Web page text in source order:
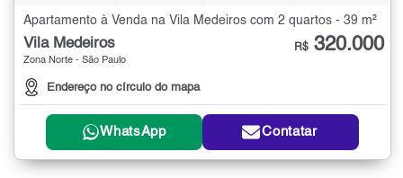
Apartamento à Venda na Vila Medeiros com 2 quartos - 39 m²
Vila Medeiros
Zona Norte - São Paulo
Endereço no círculo do mapa
R$ 320.000
WhatsApp Contatar